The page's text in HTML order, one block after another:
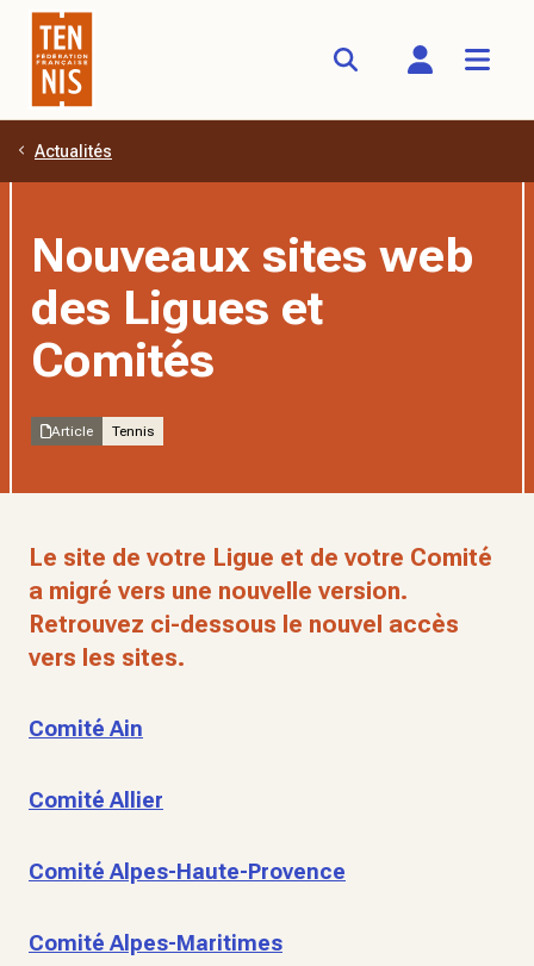
Aller au contenu principal
Actualités
Nouveaux sites web
des Ligues et
Comités
Article Tennis
Le site de votre Ligue et de votre Comité
a migré vers une nouvelle version.
Retrouvez ci-dessous le nouvel accès
vers les sites.
Comité Ain
Comité Allier
Comité Alpes-Haute-Provence
Comité Alpes-Maritimes